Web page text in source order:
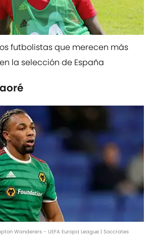
futbolistas que merecen más
la selección de España
Wanderers - UEFA Europa League | Soccrates